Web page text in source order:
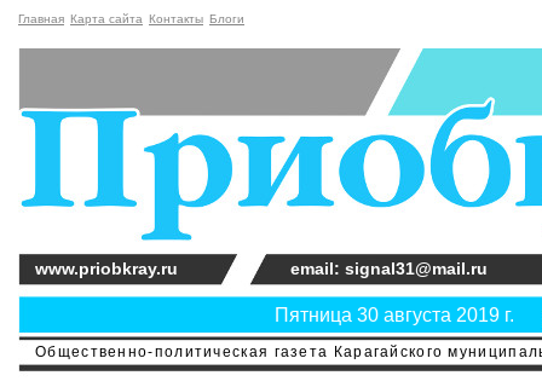
Главная Карта сайта Контакты Блоги
Общественно-политическая газета Карагайского
Пятница 30 августа 2019 г.
www.priobkray.ru email: signal31@mail.ru